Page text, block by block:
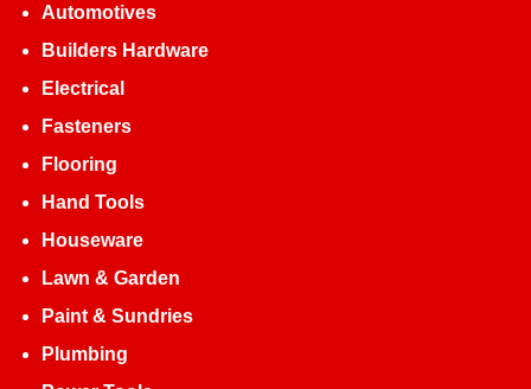
Automotives
Builders Hardware
Electrical
Fasteners
Flooring
Hand Tools
Houseware
Lawn & Garden
Paint & Sundries
Plumbing